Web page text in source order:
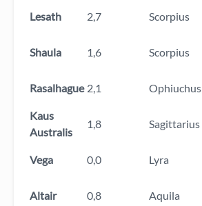
Lesath 2,7 Scorpius
Shaula 1,6 Scorpius
Rasalhague 2,1 Ophiuchus
Kaus
Australis
1,8 Sagittarius
Vega 0,0 Lyra
Altair 0,8 Aquila